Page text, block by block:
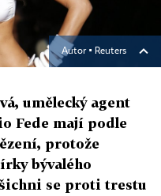
Autor ▪ Reuters
umělecký agent
Fede mají podle
protože
bývalého
se proti trestu